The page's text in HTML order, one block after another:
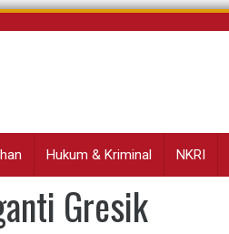
Hukum & Kriminal NKRI
Gresik